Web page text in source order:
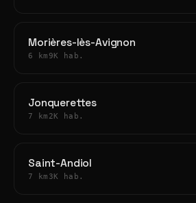
Morières-lès-Avignon
6 km 9K hab.
Jonquerettes
7 km 2K hab.
Saint-Andiol
7 km 3K hab.